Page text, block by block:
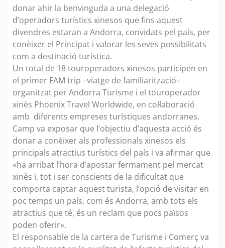
donar ahir la benvinguda a una delegació
d’operadors turístics xinesos que fins aquest
divendres estaran a Andorra, convidats pel país, per
conèixer el Principat i valorar les seves possibilitats
com a destinació turística.
Un total de 18 touroperadors xinesos participen en
el primer FAM trip –viatge de familiarització–
organitzat per Andorra Turisme i el touroperador
xinès Phoenix Travel Worldwide, en col·laboració
amb diferents empreses turístiques andorranes.
Camp va exposar que l’objectiu d’aquesta acció és
donar a conèixer als professionals xinesos els
principals atractius turístics del país i va afirmar que
«ha arribat l’hora d’apostar fermament pel mercat
xinès i, tot i ser conscients de la dificultat que
comporta captar aquest turista, l’opció de visitar en
poc temps un país, com és Andorra, amb tots els
atractius que té, és un reclam que pocs països
poden oferir».
El responsable de la cartera de Turisme i Comerç va